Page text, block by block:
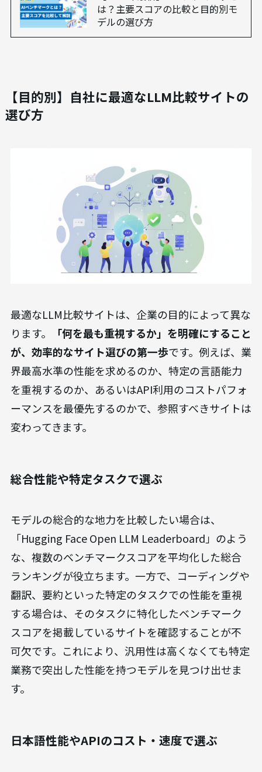
は？主要スコアの比較と目的別モ
デルの選び方
【目的別】自社に最適なLLM比較サイトの
選び方
最適なLLM比較サイトは、企業の目的によって異な
ります。
「何を最も重視するか」を明確にすること
が、効率的なサイト選びの第一歩です。例えば、業
界最高水準の性能を求めるのか、特定の言語能力
を重視するのか、あるいはAPI利用のコストパフォ
ーマンスを最優先するのかで、参照すべきサイトは
変わってきます。
総合性能や特定タスクで選ぶ
モデルの総合的な地力を比較したい場合は、
「Hugging Face Open LLM Leaderboard」のよう
な、複数のベンチマークスコアを平均化した総合
ランキングが役立ちます。一方で、コーディングや
翻訳、要約といった特定のタスクでの性能を重視
する場合は、そのタスクに特化したベンチマーク
スコアを掲載しているサイトを確認することが不
可欠です。これにより、汎用性は高くなくても特定
業務で突出した性能を持つモデルを見つけ出せま
す。
日本語性能やAPIのコスト・速度で選ぶ